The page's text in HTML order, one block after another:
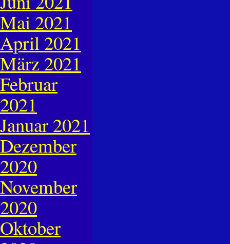
Mai 2021
April 2021
März 2021
Februar
2021
Januar 2021
Dezember
2020
November
2020
Oktober